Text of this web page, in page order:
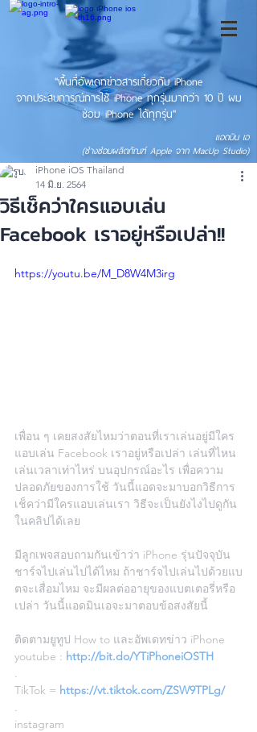
"พื้นที่อัพเดทข่าวสารเกี่ยวกับ iPhone
จากประสบการณ์การใช้ iPhone ทุกรุ่นมากว่า 10 ปี ผม
ซ่อม iPhone ได้ทุกรุ่น"
แอดมิน เอ
(ช่างซ่อมผลิตภัณฑ์ Apple จาก MacUp Studio)
วิธีเช็คว่าใครแอบเล่น
Facebook เราอยู่หรือเปล่า!!
iPhone iOS Thailand
14 มิ.ย. 2564
https://youtu.be/M_D8W4M3irg
เพื่อน ๆ เคยสงสัยไหมว่าตอนที่เราเล่นอยู่มีใคร
แอบเล่น Facebook เราอยู่หรือเปล่า เล่นที่ไหน
เล่นเวลาเท่าไหร่ บนอุปกรณ์อะไร เพื่อความ
ปลอดภัยของการใช้ วันนี้แอดจะมาบอกวิธีการ
เช็คว่ามีใครแอบเล่นเรา วิธีจะเป็นยังไงไปดูกัน
ในคลิปได้เลย
มีลูกเพจสอบถามกันเข้าว่า iPhone รุ่นปัจจุบัน
ชาร์จไปเล่นไปได้ไหม ถ้าชาร์จไปเล่นไปด้วยแบ
ตจะเสื่อมไหม จะมีผลต่ออายุของแบตเตอรี่หรือ
เปล่า วันนี้แอดมินเอจะมาตอบข้อสงสัยนี้
ติดตามยูทูป How to และอัพเดทข่าว iPhone
youtube : http://bit.do/YTiPhoneiOSTH
.
TikTok = https://vt.tiktok.com/ZSW9TPLg/
.
instagram